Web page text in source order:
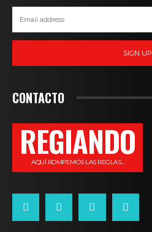
SIGN UP
CONTACTO
REGIANDO
AQUÍ ROMPEMOS LAS REGLAS...